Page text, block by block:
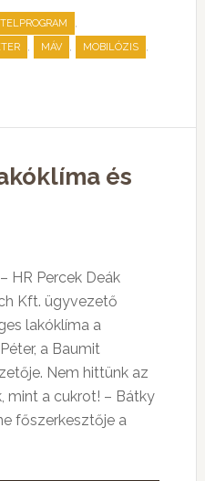
,
, MÁV , MOBILÓZIS ,
és
HR Percek Deák
Kft. ügyvezető
lakóklíma a
a Baumit
Nem hittünk az
mint a cukrot! – Bátky
főszerkesztője a